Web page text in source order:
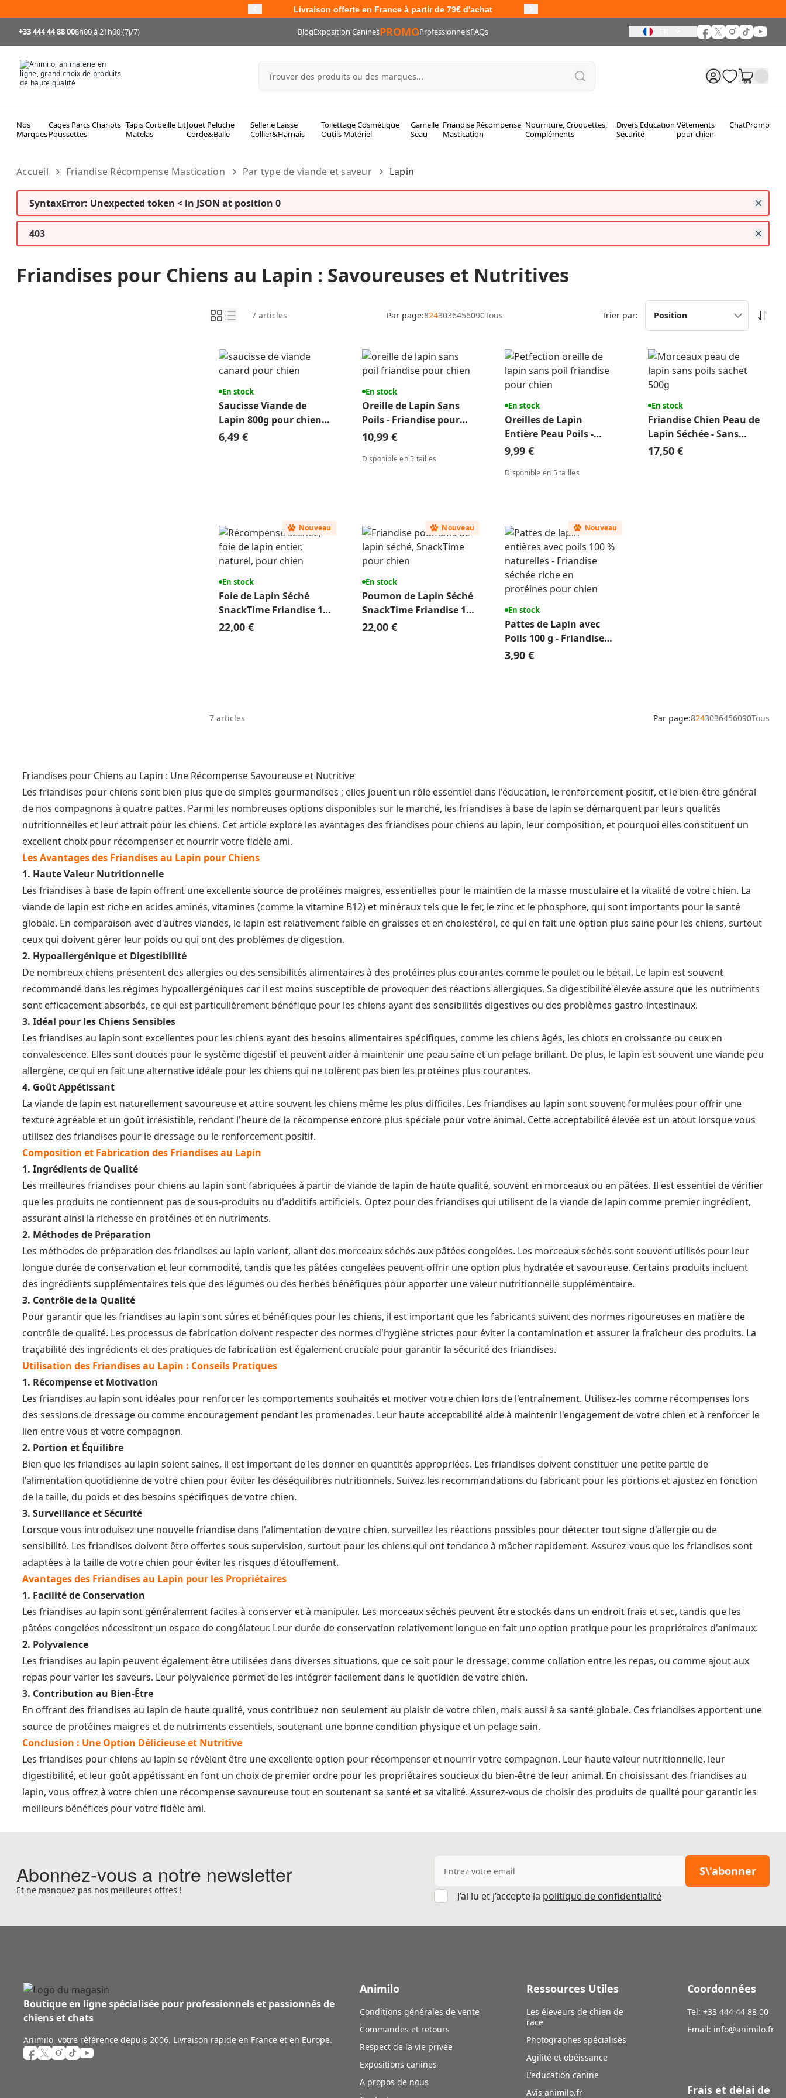
Livraison offerte en France à partir de 79€ d'achat
+33 444 44 88 008h00 à 21h00 (7j/7) BlogExposition CaninesPROMOProfessionnelsFAQs
Nos
Marques
Cages Parcs Chariots
Poussettes
Tapis Corbeille Lit
Matelas
Jouet Peluche
Corde&Balle
Sellerie Laisse
Collier&Harnais
Toilettage Cosmétique
Outils Matériel
Gamelle
Seau
Friandise Récompense
Mastication
Nourriture, Croquettes,
Compléments
Divers Education
Sécurité
Vêtements
pour chien
ChatPromo
Accueil Friandise Récompense Mastication Par type de viande et saveur Lapin
SyntaxError: Unexpected token < in JSON at position 0
403
Friandises pour Chiens au Lapin : Savoureuses et Nutritives
7 articles Par page:8243036456090Tous Trier par:
En stock
Saucisse Viande de
Lapin 800g pour chien -
Alimentation Complète
6,49 €
En stock
Oreille de Lapin Sans
Poils - Friandise pour
Chien
10,99 €
Disponible en 5 tailles
En stock
Oreilles de Lapin
Entière Peau Poils -
Friandise Chien
9,99 €
Disponible en 5 tailles
En stock
Friandise Chien Peau de
Lapin Séchée - Sans
Poils & Naturelle
17,50 €
Nouveau
En stock
Foie de Lapin Séché
SnackTime Friandise 1
kg
22,00 €
Nouveau
En stock
Poumon de Lapin Séché
SnackTime Friandise 1
kg
22,00 €
Nouveau
En stock
Pattes de Lapin avec
Poils 100 g - Friandise
Naturelle Chien
3,90 €
7 articles Par page:8243036456090Tous
Friandises pour Chiens au Lapin : Une Récompense Savoureuse et Nutritive
Les friandises pour chiens sont bien plus que de simples gourmandises ; elles jouent un rôle essentiel dans l'éducation, le renforcement positif, et le bien-être général
de nos compagnons à quatre pattes. Parmi les nombreuses options disponibles sur le marché, les friandises à base de lapin se démarquent par leurs qualités
nutritionnelles et leur attrait pour les chiens. Cet article explore les avantages des friandises pour chiens au lapin, leur composition, et pourquoi elles constituent un
excellent choix pour récompenser et nourrir votre fidèle ami.
Les Avantages des Friandises au Lapin pour Chiens
1. Haute Valeur Nutritionnelle
Les friandises à base de lapin offrent une excellente source de protéines maigres, essentielles pour le maintien de la masse musculaire et la vitalité de votre chien. La
viande de lapin est riche en acides aminés, vitamines (comme la vitamine B12) et minéraux tels que le fer, le zinc et le phosphore, qui sont importants pour la santé
globale. En comparaison avec d'autres viandes, le lapin est relativement faible en graisses et en cholestérol, ce qui en fait une option plus saine pour les chiens, surtout
ceux qui doivent gérer leur poids ou qui ont des problèmes de digestion.
2. Hypoallergénique et Digestibilité
De nombreux chiens présentent des allergies ou des sensibilités alimentaires à des protéines plus courantes comme le poulet ou le bétail. Le lapin est souvent
recommandé dans les régimes hypoallergéniques car il est moins susceptible de provoquer des réactions allergiques. Sa digestibilité élevée assure que les nutriments
sont efficacement absorbés, ce qui est particulièrement bénéfique pour les chiens ayant des sensibilités digestives ou des problèmes gastro-intestinaux.
3. Idéal pour les Chiens Sensibles
Les friandises au lapin sont excellentes pour les chiens ayant des besoins alimentaires spécifiques, comme les chiens âgés, les chiots en croissance ou ceux en
convalescence. Elles sont douces pour le système digestif et peuvent aider à maintenir une peau saine et un pelage brillant. De plus, le lapin est souvent une viande peu
allergène, ce qui en fait une alternative idéale pour les chiens qui ne tolèrent pas bien les protéines plus courantes.
4. Goût Appétissant
La viande de lapin est naturellement savoureuse et attire souvent les chiens même les plus difficiles. Les friandises au lapin sont souvent formulées pour offrir une
texture agréable et un goût irrésistible, rendant l'heure de la récompense encore plus spéciale pour votre animal. Cette acceptabilité élevée est un atout lorsque vous
utilisez des friandises pour le dressage ou le renforcement positif.
Composition et Fabrication des Friandises au Lapin
1. Ingrédients de Qualité
Les meilleures friandises pour chiens au lapin sont fabriquées à partir de viande de lapin de haute qualité, souvent en morceaux ou en pâtées. Il est essentiel de vérifier
que les produits ne contiennent pas de sous-produits ou d'additifs artificiels. Optez pour des friandises qui utilisent de la viande de lapin comme premier ingrédient,
assurant ainsi la richesse en protéines et en nutriments.
2. Méthodes de Préparation
Les méthodes de préparation des friandises au lapin varient, allant des morceaux séchés aux pâtées congelées. Les morceaux séchés sont souvent utilisés pour leur
longue durée de conservation et leur commodité, tandis que les pâtées congelées peuvent offrir une option plus hydratée et savoureuse. Certains produits incluent
des ingrédients supplémentaires tels que des légumes ou des herbes bénéfiques pour apporter une valeur nutritionnelle supplémentaire.
3. Contrôle de la Qualité
Pour garantir que les friandises au lapin sont sûres et bénéfiques pour les chiens, il est important que les fabricants suivent des normes rigoureuses en matière de
contrôle de qualité. Les processus de fabrication doivent respecter des normes d'hygiène strictes pour éviter la contamination et assurer la fraîcheur des produits. La
traçabilité des ingrédients et des pratiques de fabrication est également cruciale pour garantir la sécurité des friandises.
Utilisation des Friandises au Lapin : Conseils Pratiques
1. Récompense et Motivation
Les friandises au lapin sont idéales pour renforcer les comportements souhaités et motiver votre chien lors de l'entraînement. Utilisez-les comme récompenses lors
des sessions de dressage ou comme encouragement pendant les promenades. Leur haute acceptabilité aide à maintenir l'engagement de votre chien et à renforcer le
lien entre vous et votre compagnon.
2. Portion et Équilibre
Bien que les friandises au lapin soient saines, il est important de les donner en quantités appropriées. Les friandises doivent constituer une petite partie de
l'alimentation quotidienne de votre chien pour éviter les déséquilibres nutritionnels. Suivez les recommandations du fabricant pour les portions et ajustez en fonction
de la taille, du poids et des besoins spécifiques de votre chien.
3. Surveillance et Sécurité
Lorsque vous introduisez une nouvelle friandise dans l'alimentation de votre chien, surveillez les réactions possibles pour détecter tout signe d'allergie ou de
sensibilité. Les friandises doivent être offertes sous supervision, surtout pour les chiens qui ont tendance à mâcher rapidement. Assurez-vous que les friandises sont
adaptées à la taille de votre chien pour éviter les risques d'étouffement.
Avantages des Friandises au Lapin pour les Propriétaires
1. Facilité de Conservation
Les friandises au lapin sont généralement faciles à conserver et à manipuler. Les morceaux séchés peuvent être stockés dans un endroit frais et sec, tandis que les
pâtées congelées nécessitent un espace de congélateur. Leur durée de conservation relativement longue en fait une option pratique pour les propriétaires d'animaux.
2. Polyvalence
Les friandises au lapin peuvent également être utilisées dans diverses situations, que ce soit pour le dressage, comme collation entre les repas, ou comme ajout aux
repas pour varier les saveurs. Leur polyvalence permet de les intégrer facilement dans le quotidien de votre chien.
3. Contribution au Bien-Être
En offrant des friandises au lapin de haute qualité, vous contribuez non seulement au plaisir de votre chien, mais aussi à sa santé globale. Ces friandises apportent une
source de protéines maigres et de nutriments essentiels, soutenant une bonne condition physique et un pelage sain.
Conclusion : Une Option Délicieuse et Nutritive
Les friandises pour chiens au lapin se révèlent être une excellente option pour récompenser et nourrir votre compagnon. Leur haute valeur nutritionnelle, leur
digestibilité, et leur goût appétissant en font un choix de premier ordre pour les propriétaires soucieux du bien-être de leur animal. En choisissant des friandises au
lapin, vous offrez à votre chien une récompense savoureuse tout en soutenant sa santé et sa vitalité. Assurez-vous de choisir des produits de qualité pour garantir les
meilleurs bénéfices pour votre fidèle ami.
Abonnez-vous a notre newsletter
Et ne manquez pas nos meilleures offres !
S\'abonner
J’ai lu et j’accepte la politique de confidentialité
Boutique en ligne spécialisée pour professionnels et passionnés de
chiens et chats
Animilo, votre référence depuis 2006. Livraison rapide en France et en Europe.
Animilo
Conditions générales de vente
Commandes et retours
Respect de la vie privée
Expositions canines
A propos de nous
Ressources Utiles
Les éleveurs de chien de
race
Photographes spécialisés
Agilité et obéissance
L'education canine
Avis animilo.fr
Coordonnées
Tel: +33 444 44 88 00
Email: info@animilo.fr
Frais et délai de